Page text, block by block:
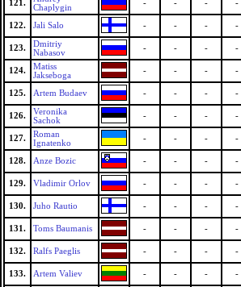
121.
Chaplygin
- - - -
122. Jali Salo - - - -
123.
Dmitriy
Nabasov
- - - -
124.
Matiss
Jakseboga
- - - -
125. Artem Budaev - - - -
126.
Veronika
Sachok
- - - -
127.
Roman
Ignatenko
- - - -
128. Anze Bozic - - - -
129. Vladimir Orlov - - - -
130. Juho Rautio - - - -
131. Toms Baumanis - - - -
132. Ralfs Paeglis - - - -
133. Artem Valiev - - - -